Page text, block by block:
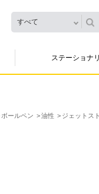
すべて
ステーショナ
ボールペン 油性 ジェットス